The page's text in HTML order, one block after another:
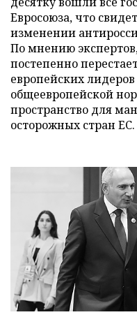
Евросоюза, что
изменении
По мнению
постепенно
европейских
общеевропейской
пространство для
осторожных стран ЕС.